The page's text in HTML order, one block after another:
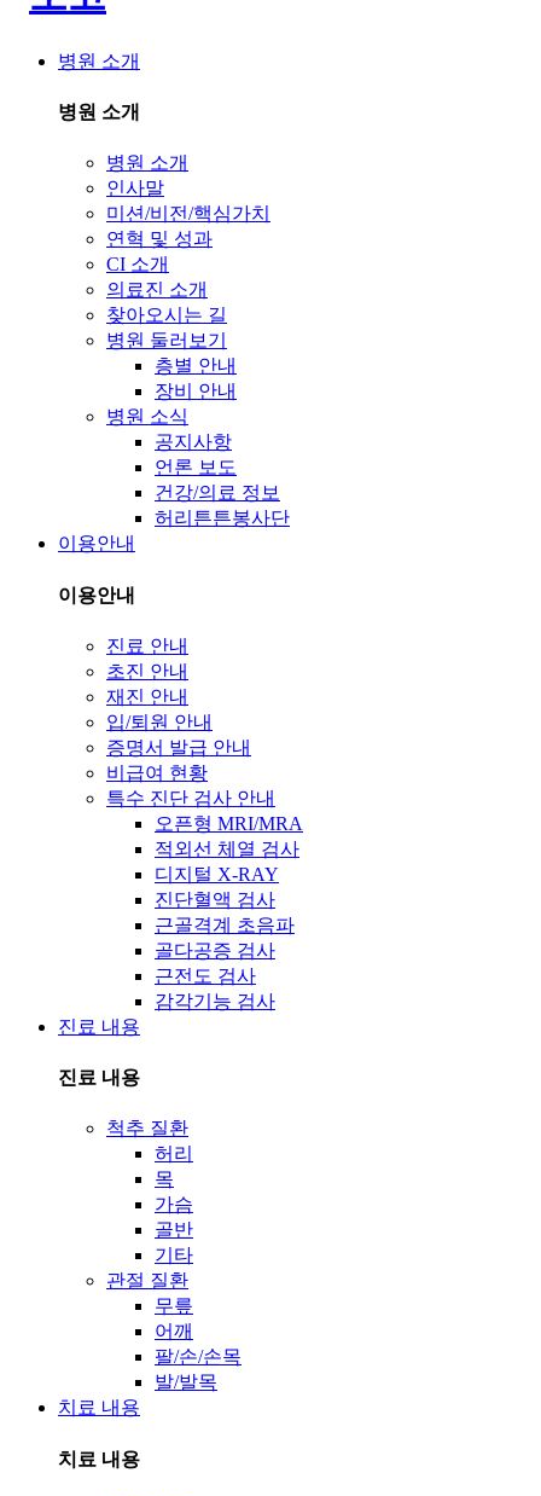
병원 소개
병원 소개
병원 소개
인사말
미션/비전/핵심가치
연혁 및 성과
CI 소개
의료진 소개
찾아오시는 길
병원 둘러보기
층별 안내
장비 안내
병원 소식
공지사항
언론 보도
건강/의료 정보
허리튼튼봉사단
이용안내
이용안내
진료 안내
초진 안내
재진 안내
입/퇴원 안내
증명서 발급 안내
비급여 현황
특수 진단 검사 안내
오픈형 MRI/MRA
적외선 체열 검사
디지털 X-RAY
진단혈액 검사
근골격계 초음파
골다공증 검사
근전도 검사
감각기능 검사
진료 내용
진료 내용
척추 질환
허리
목
가슴
골반
기타
관절 질환
무릎
어깨
팔/손/손목
발/발목
치료 내용
치료 내용